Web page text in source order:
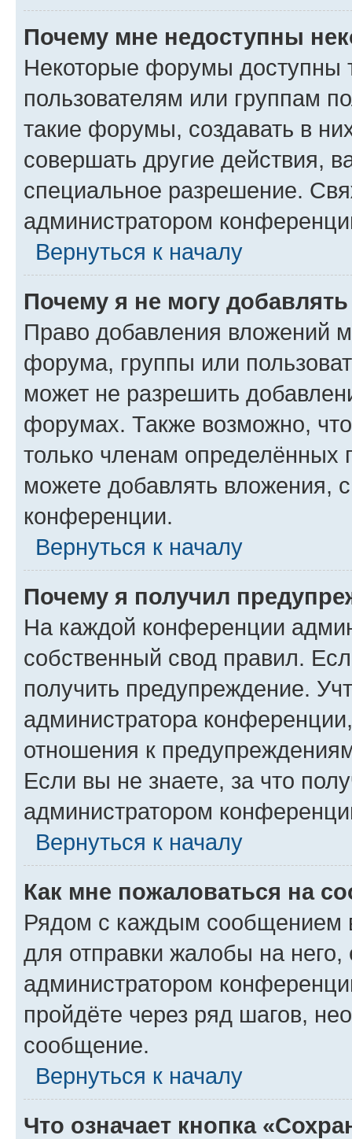
Почему мне недоступны
Некоторые форумы доступны
пользователям или группам
такие форумы, создавать в
совершать другие действия,
специальное разрешение.
администратором
Вернуться к началу
Почему я не могу
Право добавления вложений
форума, группы или
может не разрешить
форумах. Также возможно,
только членам определённых
можете добавлять вложения,
конференции.
Вернуться к началу
Почему я получил
На каждой конференции
собственный свод правил.
получить предупреждение.
администратора
отношения к
Если вы не знаете, за что
администратором
Вернуться к началу
Как мне пожаловаться на
Рядом с каждым сообщением
для отправки жалобы на
администратором
пройдёте через ряд шагов,
сообщение.
Вернуться к началу
Что означает кнопка